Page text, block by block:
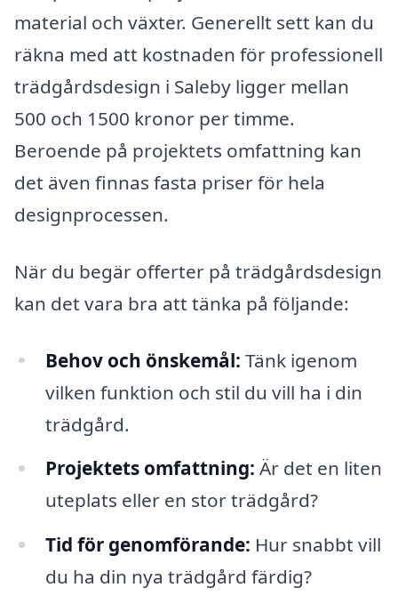
material och växter. Generellt sett kan du
räkna med att kostnaden för professionell
trädgårdsdesign i Saleby ligger mellan
500 och 1500 kronor per timme.
Beroende på projektets omfattning kan
det även finnas fasta priser för hela
designprocessen.
När du begär offerter på trädgårdsdesign
kan det vara bra att tänka på följande:
Behov och önskemål: Tänk igenom
vilken funktion och stil du vill ha i din
trädgård.
Projektets omfattning: Är det en liten
uteplats eller en stor trädgård?
Tid för genomförande: Hur snabbt vill
du ha din nya trädgård färdig?